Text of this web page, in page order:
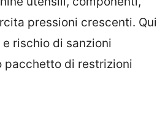
pressioni crescenti. Qui
rischio di sanzioni
pacchetto di restrizioni